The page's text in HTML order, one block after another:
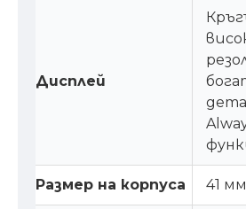
Дисплей
Размер на корпуса 41 мм